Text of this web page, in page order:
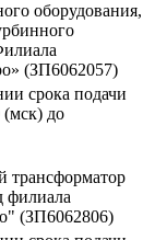
оборудования,
(ЗП6062057)
срока подачи
(мск) до
трансформатор
филиала
(ЗП6062806)